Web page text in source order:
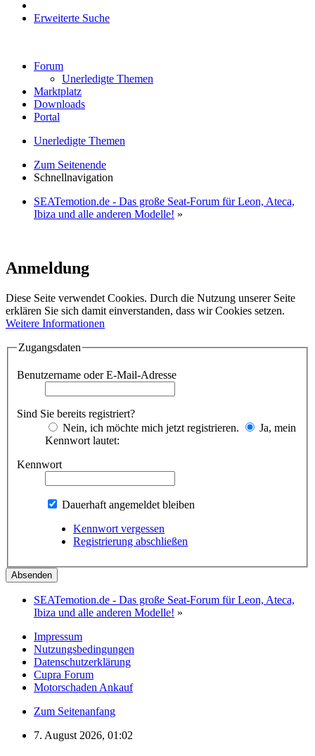
Erweiterte Suche
Forum
Unerledigte Themen
Marktplatz
Downloads
Portal
Unerledigte Themen
Zum Seitenende
Schnellnavigation
SEATemotion.de - Das große Seat-Forum für Leon, Ateca,
Ibiza und alle anderen Modelle! »
Anmeldung
Diese Seite verwendet Cookies. Durch die Nutzung unserer Seite
erklären Sie sich damit einverstanden, dass wir Cookies setzen.
Weitere Informationen
Zugangsdaten
Benutzername oder E-Mail-Adresse
Sind Sie bereits registriert?
Nein, ich möchte mich jetzt registrieren.
Ja, mein
Kennwort lautet:
Kennwort
Dauerhaft angemeldet bleiben
Kennwort vergessen
Registrierung abschließen
SEATemotion.de - Das große Seat-Forum für Leon, Ateca,
Ibiza und alle anderen Modelle! »
Impressum
Nutzungsbedingungen
Datenschutzerklärung
Cupra Forum
Motorschaden Ankauf
Zum Seitenanfang
7. August 2026, 01:02